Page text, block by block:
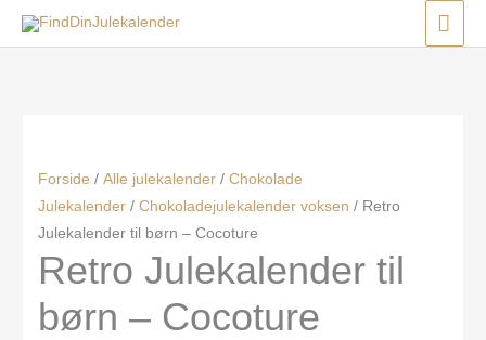
Forside / Alle julekalender/ Chokolade
Julekalender/ Chokoladejulekalender voksen / Retro
Julekalender til børn – Cocoture
Retro Julekalender til
børn – Cocoture
Menu
Menu
Menu